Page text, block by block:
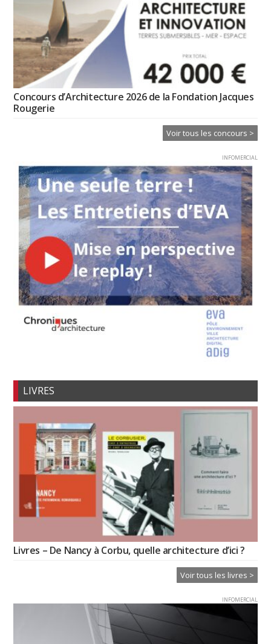
Concours d’Architecture 2026 de la Fondation Jacques
Rougerie
Voir tous les concours >
INFOMERCIAL
LIVRES
Livres – De Nancy à Corbu, quelle architecture d’ici ?
Voir tous les livres >
INFOMERCIAL